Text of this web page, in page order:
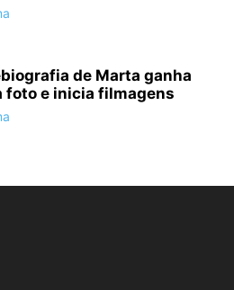
de Marta ganha
foto e inicia filmagens